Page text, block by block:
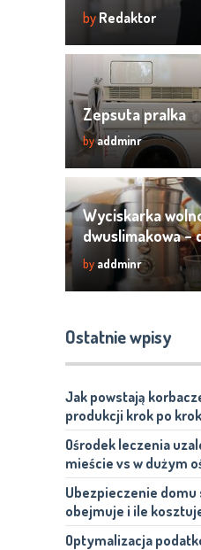
by Redaktor
Zepsuta pralka
byaddminr
Wyciskarka
dwuslimakowa –
sposób na
by addminr
Ostatnie wpisy
Jak powstają
produkcji krok po
Ośrodek leczenia
mieście vs w dużym
Ubezpieczenie
obejmuje i ile
Optymalizacja